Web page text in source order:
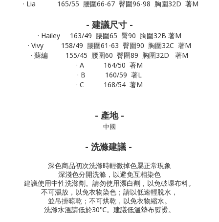
· Lia 165/55 腰圍66-67 臀圍96-98 胸圍32D 著M
- 建議尺寸 -
· Hailey 163/49 腰圍65 臀90 胸圍32B 著M
· Vivy 158/49 腰圍61-63 臀圍90 胸圍32C 著M
· 蘇編 155/45 腰圍60 臀圍89 胸圍32D 著M
· A 164/50 著M
· B 160/59 著L
· C 168/54 著M
- 產地 -
中國
- 洗滌建議 -
深色商品初次洗滌時輕微掉色屬正常現象
深淺色分開洗滌，以避免互相染色
建議使用中性洗滌劑。 請勿使用漂白劑，以免破壞布料。
不可濕放，以免衣物染色；請以低速輕脫水，
並吊掛晾乾；不可烘乾，以免衣物縮水。
洗滌水溫請低於30℃。 建議低溫墊布熨燙。